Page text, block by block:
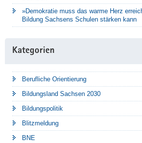
»Demokratie muss das warme Herz
Bildung Sachsens Schulen stärken kann
Kategorien
Berufliche Orientierung
Bildungsland Sachsen 2030
Bildungspolitik
Blitzmeldung
BNE